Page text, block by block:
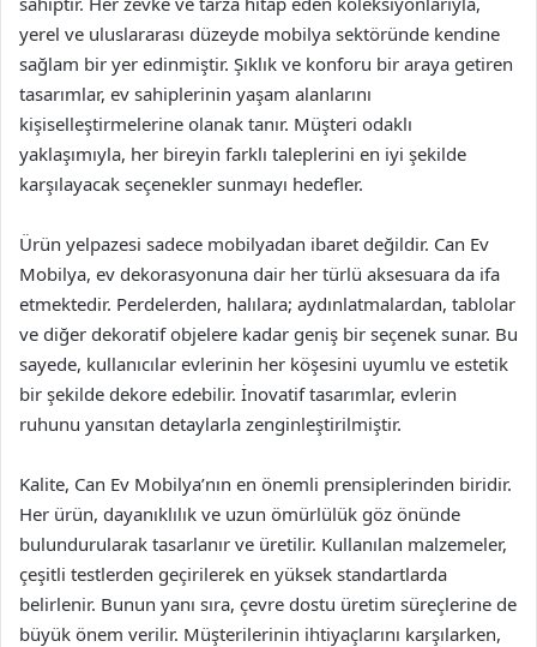
yerel ve uluslararası düzeyde mobilya sektöründe kendine
sağlam bir yer edinmiştir. Şıklık ve konforu bir araya getiren
tasarımlar, ev sahiplerinin yaşam alanlarını
kişiselleştirmelerine olanak tanır. Müşteri odaklı
yaklaşımıyla, her bireyin farklı taleplerini en iyi şekilde
karşılayacak seçenekler sunmayı hedefler.
Ürün yelpazesi sadece mobilyadan ibaret değildir. Can Ev
Mobilya, ev dekorasyonuna dair her türlü aksesuara da ifa
etmektedir. Perdelerden, halılara; aydınlatmalardan, tablolar
ve diğer dekoratif objelere kadar geniş bir seçenek sunar. Bu
sayede, kullanıcılar evlerinin her köşesini uyumlu ve estetik
bir şekilde dekore edebilir. İnovatif tasarımlar, evlerin
ruhunu yansıtan detaylarla zenginleştirilmiştir.
Kalite, Can Ev Mobilya’nın en önemli prensiplerinden biridir.
Her ürün, dayanıklılık ve uzun ömürlülük göz önünde
bulundurularak tasarlanır ve üretilir. Kullanılan malzemeler,
çeşitli testlerden geçirilerek en yüksek standartlarda
belirlenir. Bunun yanı sıra, çevre dostu üretim süreçlerine de
büyük önem verilir. Müşterilerinin ihtiyaçlarını karşılarken,